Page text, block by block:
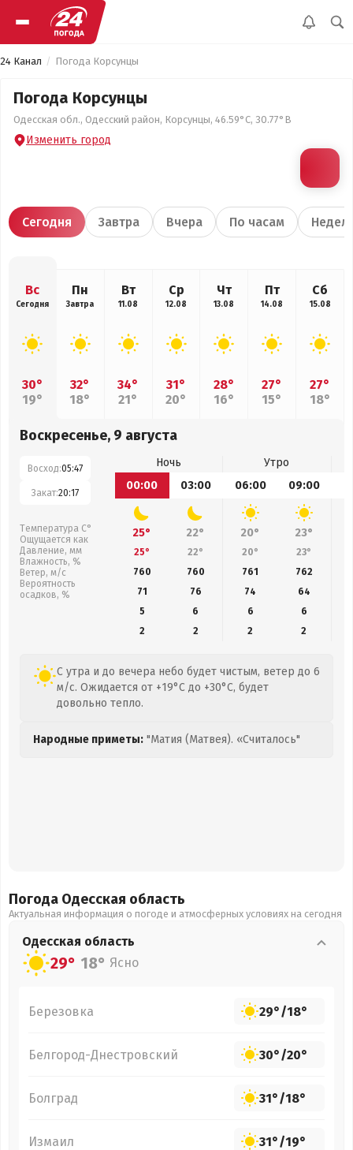
24 Канал Погода Корсунцы
Погода Корсунцы
Одесская обл., Одесский район, Корсунцы, 46.59°С, 30.77°В
Изменить город
Сегодня Завтра Вчера По часам
Вс
Сегодня
30°
19°
Пн
Завтра
32°
18°
Вт
11.08
34°
21°
Ср
12.08
31°
20°
Чт
13.08
28°
16°
Пт
14.08
27°
15°
Сб
15.08
27°
18°
Воскресенье, 9 августа
Восход:05:47
Закат:20:17
Температура С°
Ощущается как
Давление, мм
Влажность, %
Ветер, м/с
Вероятность
осадков, %
Ночь
Утро
00:00
03:00 06:00 09:00
25° 22° 20° 23°
25° 22° 20° 23°
760
760 761 762
71
76 74 64
5
6 6
6
2
2 2 2
С утра и до вечера небо будет чистым, ветер до 6
м/с. Ожидается от +19°C до +30°C, будет
довольно тепло.
Народные приметы: "Матия (Матвея). «Считалось"
Погода Одесская область
Актуальная информация о погоде и атмосферных условиях на сегодня
Одесская область
29° 18° Ясно
Березовка 29°/18°
Белгород-Днестровский 30°/20°
Болград 31°/18°
Измаил 31°/19°